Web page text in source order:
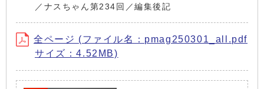
／ナスちゃん第234回／編集後記
全ページ (ファイル名：pmag250301_all.pdf
サイズ：4.52MB)